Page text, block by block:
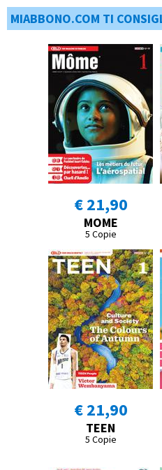
MIABBONO.COM TI
€ 21,90
MOME
5 Copie
€ 21,90
TEEN
5 Copie